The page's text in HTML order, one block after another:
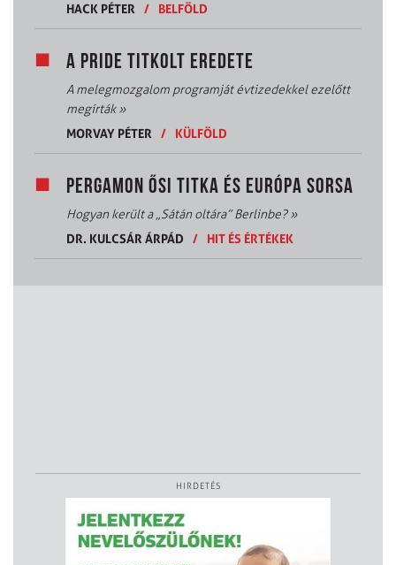
HACK PÉTER
/ BELFÖLD
A PRIDE TITKOLT EREDETE
A melegmozgalom programját évtizedekkel ezelőtt
megírták»
MORVAY PÉTER
/ KÜLFÖLD
PERGAMON ŐSI TITKA ÉS EURÓPA SORSA
Hogyan került a „Sátán oltára” Berlinbe?»
DR. KULCSÁR ÁRPÁD
/ HIT ÉS ÉRTÉKEK
HIRDETÉS